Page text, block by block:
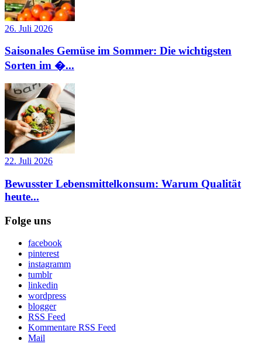
26. Juli 2026
Saisonales Gemüse im Sommer: Die wichtigsten
Sorten im �...
22. Juli 2026
Bewusster Lebensmittelkonsum: Warum Qualität
heute...
Folge uns
facebook
pinterest
instagramm
tumblr
linkedin
wordpress
blogger
RSS Feed
Kommentare RSS Feed
Mail